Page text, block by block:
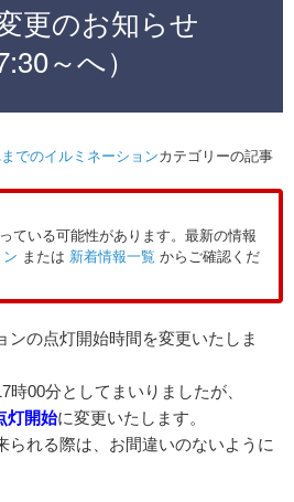
更のお知らせ
～へ）
でのイルミネーションカテゴリーの記事
ている可能性があります。最新の情報
または 新着情報一覧 からご確認くだ
ンの点灯開始時間を変更いたしま
時00分としてまいりましたが、
灯開始に変更いたします。
られる際は、お間違いのないように